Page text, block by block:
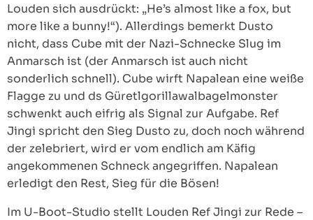
Louden sich ausdrückt: „He’s almost like a fox, but
more like a bunny!“). Allerdings bemerkt Dusto
nicht, dass Cube mit der Nazi-Schnecke Slug im
Anmarsch ist (der Anmarsch ist auch nicht
sonderlich schnell). Cube wirft Napalean eine weiße
Flagge zu und ds Güretlgorillawalbagelmonster
schwenkt auch eifrig als Signal zur Aufgabe. Ref
Jingi spricht den Sieg Dusto zu, doch noch während
der zelebriert, wird er vom endlich am Käfig
angekommenen Schneck angegriffen. Napalean
erledigt den Rest, Sieg für die Bösen!
Im U-Boot-Studio stellt Louden Ref Jingi zur Rede –